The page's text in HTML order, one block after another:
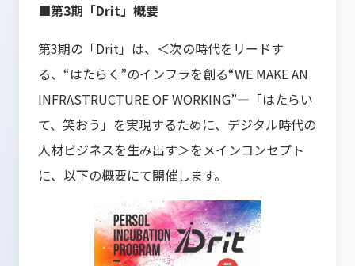
■第3期「Drit」概要
第3期の「Drit」は、＜次の時代をリードす
る、“はたらく”のインフラを創る“WE MAKE AN
INFRASTRUCTURE OF WORKING”―「はたらい
て、笑おう」を実現するために、デジタル時代の
人材ビジネスを生み出す＞をメインコンセプト
に、以下の概要にて開催します。